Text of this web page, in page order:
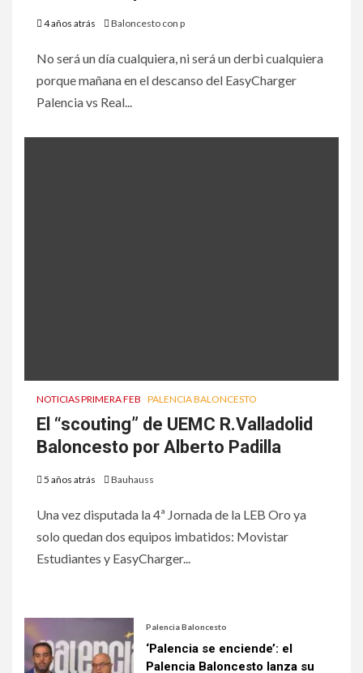
4 años atrás Baloncesto con p
No será un día cualquiera, ni será un derbi cualquiera
porque mañana en el descanso del EasyCharger
Palencia vs Real...
NOTICIAS PRIMERA FEB PALENCIA BALONCESTO
El “scouting” de UEMC R.Valladolid
Baloncesto por Alberto Padilla
5 años atrás Bauhauss
Una vez disputada la 4ª Jornada de la LEB Oro ya
solo quedan dos equipos imbatidos: Movistar
Estudiantes y EasyCharger...
Palencia Baloncesto
‘Palencia se enciende’: el
Palencia Baloncesto lanza su